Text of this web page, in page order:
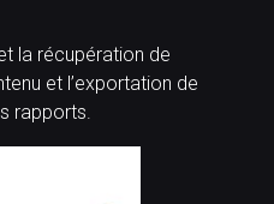
la récupération de
et l’exportation de
rapports.